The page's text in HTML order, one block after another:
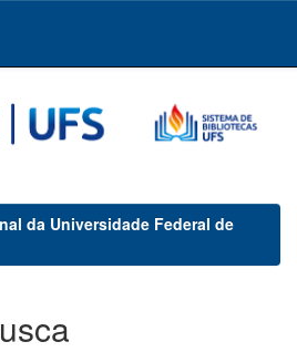
da Universidade Federal de